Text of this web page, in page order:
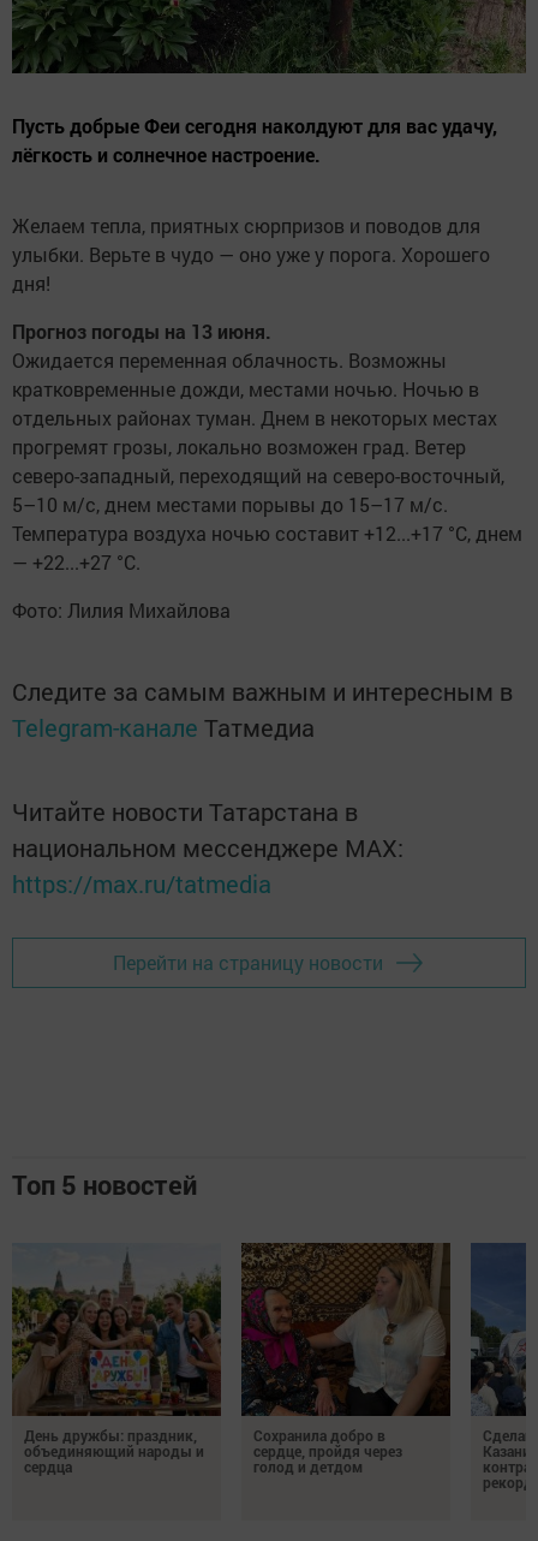
Пусть добрые Феи сегодня наколдуют для вас удачу,
лёгкость и солнечное настроение.
Желаем тепла, приятных сюрпризов и поводов для
улыбки. Верьте в чудо — оно уже у порога. Хорошего
дня!
Прогноз погоды на 13 июня.
Ожидается переменная облачность. Возможны
кратковременные дожди, местами ночью. Ночью в
отдельных районах туман. Днем в некоторых местах
прогремят грозы, локально возможен град. Ветер
северо-западный, переходящий на северо-восточный,
5–10 м/с, днем местами порывы до 15–17 м/с.
Температура воздуха ночью составит +12...+17 °С, днем
— +22...+27 °С.
Фото: Лилия Михайлова
Следите за самым важным и интересным в
Telegram-канале Татмедиа
Читайте новости Татарстана в
национальном мессенджере MАХ:
https://max.ru/tatmedia
Перейти на страницу новости
Топ 5 новостей
День дружбы: праздник,
объединяющий народы и
сердца
Сохранила добро в
сердце, пройдя через
голод и детдом
Сделай
Казани